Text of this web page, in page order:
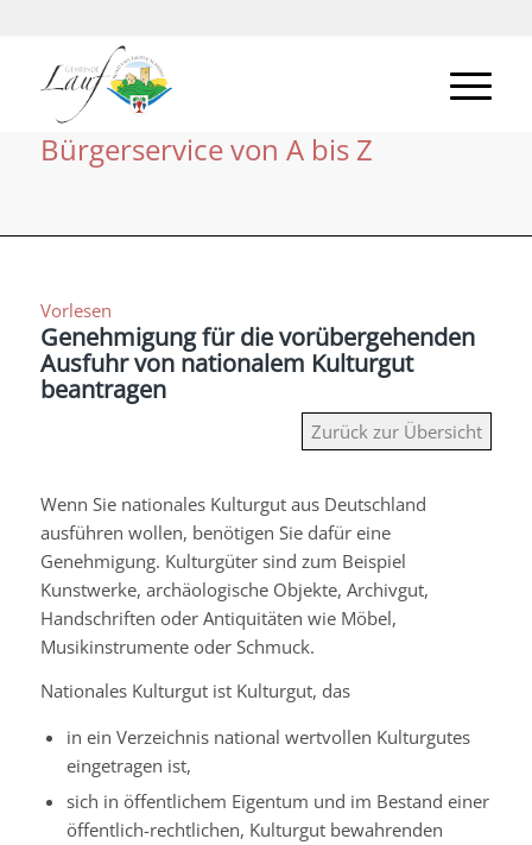
Bürgerservice von A bis Z
Vorlesen
Genehmigung für die vorübergehenden
Ausfuhr von nationalem Kulturgut
beantragen
Zurück zur Übersicht
Wenn Sie nationales Kulturgut aus Deutschland
ausführen wollen, benötigen Sie dafür eine
Genehmigung. Kulturgüter sind zum Beispiel
Kunstwerke, archäologische Objekte, Archivgut,
Handschriften oder Antiquitäten wie Möbel,
Musikinstrumente oder Schmuck.
Nationales Kulturgut ist Kulturgut, das
in ein Verzeichnis national wertvollen Kulturgutes
eingetragen ist,
sich in öffentlichem Eigentum und im Bestand einer
öffentlich-rechtlichen, Kulturgut bewahrenden